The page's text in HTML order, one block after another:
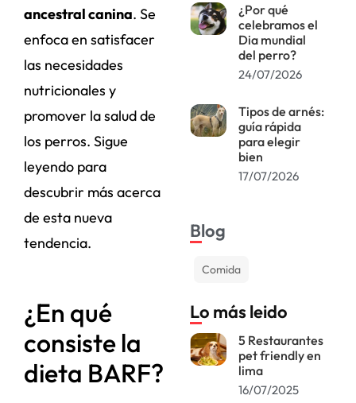
ancestral canina. Se
enfoca en satisfacer
las necesidades
nutricionales y
promover la salud de
los perros. Sigue
leyendo para
descubrir más acerca
de esta nueva
tendencia.
¿En qué
consiste la
dieta BARF?
¿Por qué
celebramos el
Dia mundial
del perro?
24/07/2026
Tipos de arnés:
guía rápida
para elegir
bien
17/07/2026
Blog
Comida
Lo más leido
5 Restaurantes
pet friendly en
lima
16/07/2025